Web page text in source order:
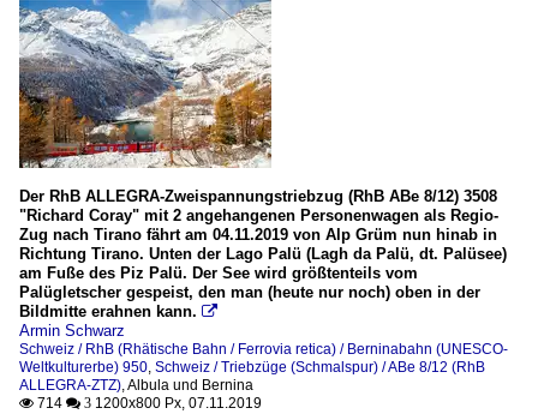
Der RhB ALLEGRA-Zweispannungstriebzug (RhB ABe 8/12) 3508
"Richard Coray" mit 2 angehangenen Personenwagen als Regio-
Zug nach Tirano fährt am 04.11.2019 von Alp Grüm nun hinab in
Richtung Tirano. Unten der Lago Palü (Lagh da Palü, dt. Palüsee)
am Fuße des Piz Palü. Der See wird größtenteils vom
Palügletscher gespeist, den man (heute nur noch) oben in der
Bildmitte erahnen kann. 
Armin Schwarz
Schweiz / RhB (Rhätische Bahn / Ferrovia retica) / Berninabahn (UNESCO-
Weltkulturerbe) 950, Schweiz / Triebzüge (Schmalspur) / ABe 8/12 (RhB
ALLEGRA-ZTZ),Albula und Bernina
 714  3 1200x800 Px, 07.11.2019